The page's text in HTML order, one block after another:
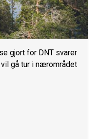
gjort for DNT svarer
gå tur i nærområdet